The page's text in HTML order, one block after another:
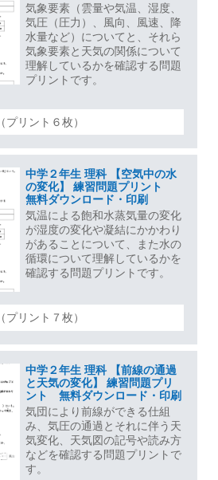
気象要素（雲量や気温、湿度、
気圧（圧力）、風向、風速、降
水量など）についてと、それら
気象要素と天気の関係について
理解しているかを確認する問題
プリントです。
（プリント６枚）
中学２年生 理科 【空気中の水
の変化】 練習問題プリント
無料ダウンロード・印刷
気温による飽和水蒸気量の変化
が湿度の変化や凝結にかかわり
があることについて、また水の
循環について理解しているかを
確認する問題プリントです。
（プリント７枚）
中学２年生 理科 【前線の通過
と天気の変化】 練習問題プリ
ント 無料ダウンロード・印刷
気団により前線ができる仕組
み、気圧の通過とそれに伴う天
気変化、天気図の記号や読み方
などを確認する問題プリントで
す。